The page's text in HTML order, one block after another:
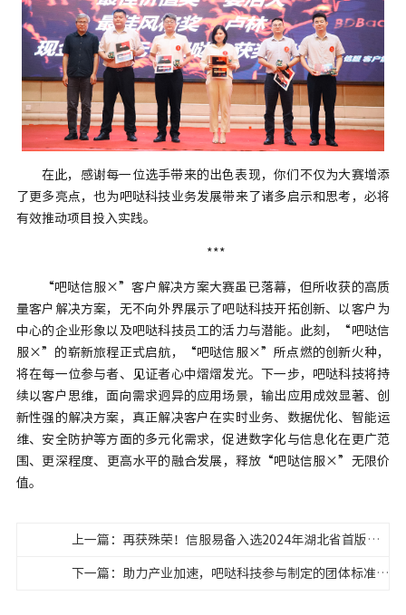
在此，感谢每一位选手带来的出色表现，你们不仅为大赛增添
了更多亮点，也为吧哒科技业务发展带来了诸多启示和思考，必将
有效推动项目投入实践。
***
“吧哒信服×”客户解决方案大赛虽已落幕，但所收获的高质
量客户解决方案，无不向外界展示了吧哒科技开拓创新、以客户为
中心的企业形象以及吧哒科技员工的活力与潜能。此刻，“吧哒信
服×”的崭新旅程正式启航，“吧哒信服×”所点燃的创新火种，
将在每一位参与者、见证者心中熠熠发光。下一步，吧哒科技将持
续以客户思维，面向需求迥异的应用场景，输出应用成效显著、创
新性强的解决方案，真正解决客户在实时业务、数据优化、智能运
维、安全防护等方面的多元化需求，促进数字化与信息化在更广范
围、更深程度、更高水平的融合发展，释放“吧哒信服×”无限价
值。
上一篇：再获殊荣！信服易备入选2024年湖北省首版次软件产品清单
下一篇：助力产业加速，吧哒科技参与制定的团体标准正式发布！